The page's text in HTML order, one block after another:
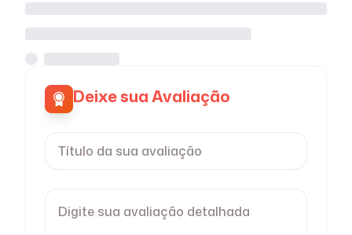
Deixe sua Avaliação